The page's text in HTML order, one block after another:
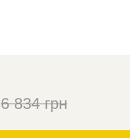
6 834 грн